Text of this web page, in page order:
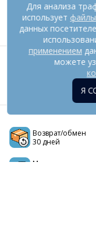
Мы
Возврат/обмен
30 дней
Мы -
Для анализа
использует
данных
применением
можете
Я